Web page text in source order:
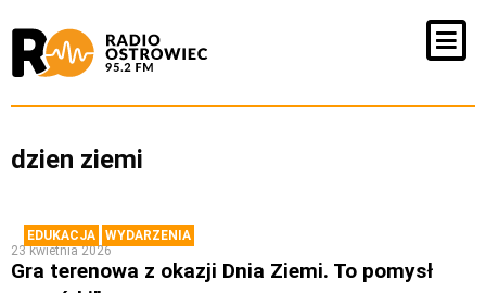
dzien ziemi
EDUKACJA
WYDARZENIA
23 kwietnia 2026
Gra terenowa z okazji Dnia Ziemi. To pomysł